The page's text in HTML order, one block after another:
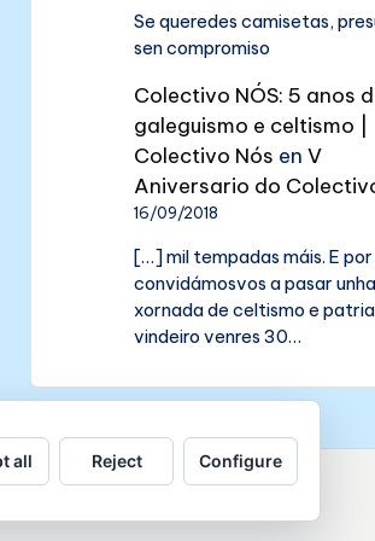
Se queredes camisetas,
sen compromiso
Colectivo NÓS: 5 anos
galeguismo e celtismo |
Colectivo Nós enV
Aniversario do
16/09/2018
[…] mil tempadas máis. E por
convidámosvos a pasar unha
xornada de celtismo e
vindeiro venres 30…
all Reject Configure